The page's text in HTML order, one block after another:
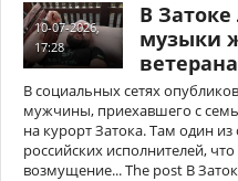
10-07-2026,
17:28
В
музыки
В социальных сетях
мужчины, приехавшего с
на курорт Затока. Там один
российских исполнителей,
возмущение... The post В